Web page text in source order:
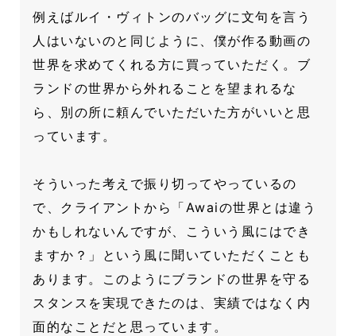
例えばルイ・ヴィトンのバッグに文句を言う
人はいないのと同じように、僕が作る動画の
世界を求めてくれる方に買っていただく。ブ
ランドの世界から外れることを望まれるな
ら、別の所に頼んでいただいた方がいいと思
っています。
そういった考えで振り切ってやっているの
で、クライアントから「Awaiの世界とは違う
かもしれないんですが、こういう風にはでき
ますか？」という風に聞いていただくことも
あります。このようにブランドの世界を守る
スタンスを実現できたのは、実績ではなく内
面的なことだと思っています。